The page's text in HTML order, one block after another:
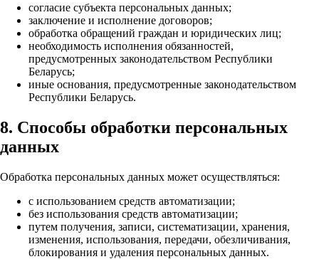
согласие субъекта персональных данных;
заключение и исполнение договоров;
обработка обращений граждан и юридических лиц;
необходимость исполнения обязанностей,
предусмотренных законодательством Республики
Беларусь;
иные основания, предусмотренные законодательством
Республики Беларусь.
8. Способы обработки персональных
данных
Обработка персональных данных может осуществляться:
с использованием средств автоматизации;
без использования средств автоматизации;
путем получения, записи, систематизации, хранения,
изменения, использования, передачи, обезличивания,
блокирования и удаления персональных данных.